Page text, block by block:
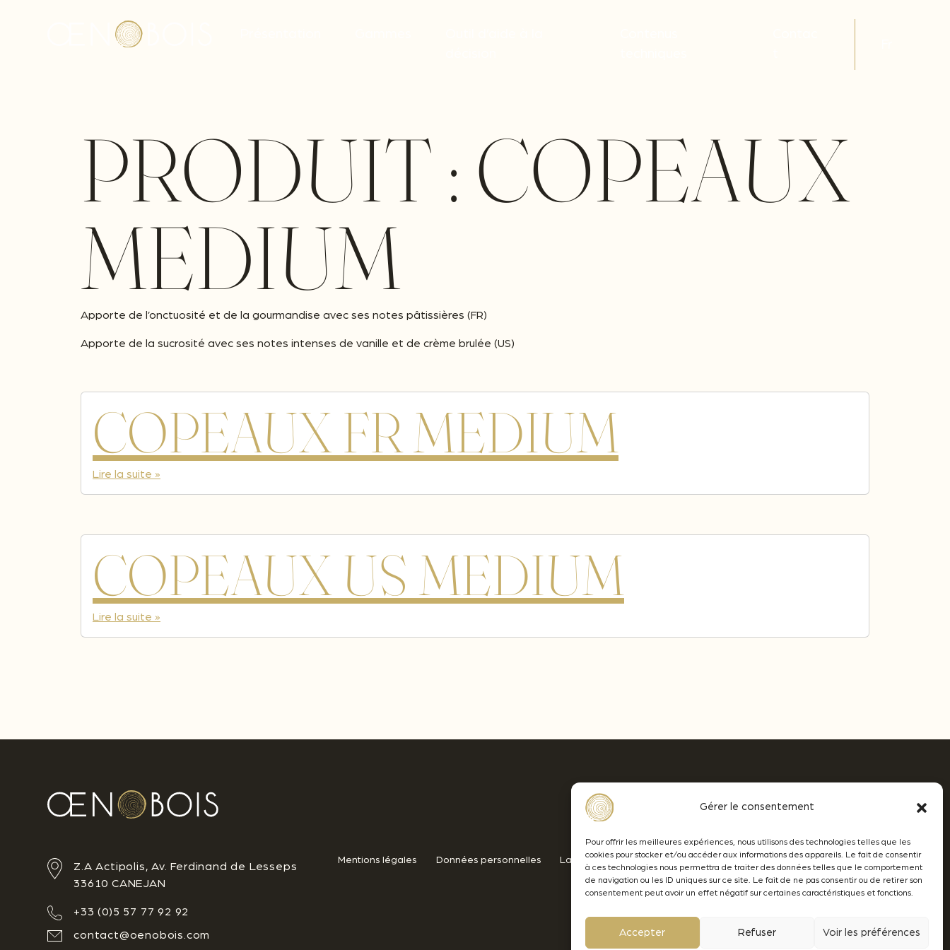
Gérer le consentement
Pour offrir les meilleures expériences, nous utilisons des technologies telles que les
cookies pour stocker et/ou accéder aux informations des appareils. Le fait de consentir
à ces technologies nous permettra de traiter des données telles que le comportement
de navigation ou les ID uniques sur ce site. Le fait de ne pas consentir ou de retirer son
consentement peut avoir un effet négatif sur certaines caractéristiques et fonctions.
Accepter Refuser Voir les préférences
PRODUIT : COPEAUX
MEDIUM
Apporte de l’onctuosité et de la gourmandise avec ses notes pâtissières (FR)
Apporte de la sucrosité avec ses notes intenses de vanille et de crème brulée (US)
COPEAUX FR MEDIUM
Lire la suite »
COPEAUX US MEDIUM
Lire la suite »
Z.A Actipolis, Av. Ferdinand de Lesseps
33610 CANEJAN
+33 (0)5 57 77 92 92
contact@oenobois.com
Mentions légales Données personnelles Lamothe-Abiet © 2026 - Oenobois Création Brand to Design